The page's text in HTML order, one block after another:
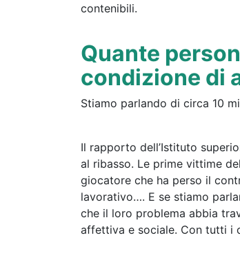
contenibili.
Quante
condizione di
Stiamo parlando di circa 10
Il rapporto dell’Istituto
al ribasso. Le prime vittime
giocatore che ha perso il
lavorativo…. E se stiamo
che il loro problema abbia
affettiva e sociale. Con tutti i